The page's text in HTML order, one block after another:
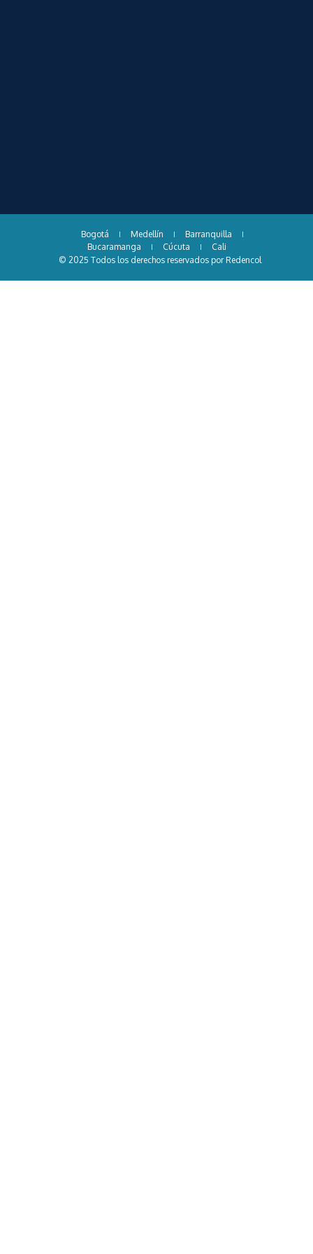
Bogotá Medellín
Barranquilla
Bucaramanga
Cúcuta
Cali
© 2025 Todos los derechos reservados por Redencol